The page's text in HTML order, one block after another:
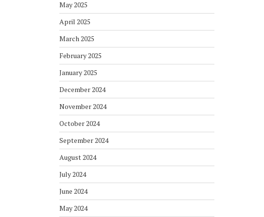
May 2025
April 2025
March 2025
February 2025
January 2025
December 2024
November 2024
October 2024
September 2024
August 2024
July 2024
June 2024
May 2024